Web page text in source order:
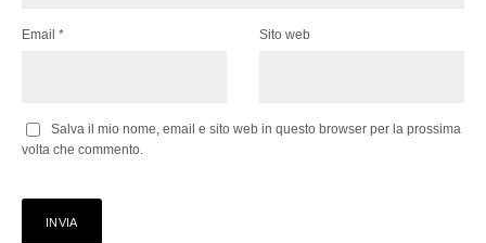
Email * Sito web
Salva il mio nome, email e sito web in questo browser per la prossima
volta che commento.